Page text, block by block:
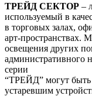
ТРЕЙД СЕКТОР –
используемый в
в торговых залах,
арт-пространствах.
освещения других
административного
серии
“ТРЕЙД” могут быть
устаревшим